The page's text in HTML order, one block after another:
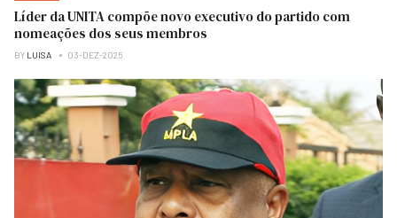
Líder da UNITA compõe novo executivo do partido com
nomeações dos seus membros
BY LUISA 03-DEZ-2025